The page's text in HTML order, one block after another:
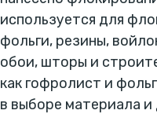
используется для
фольги, резины,
обои, шторы и
как гофролист и
в выборе материала